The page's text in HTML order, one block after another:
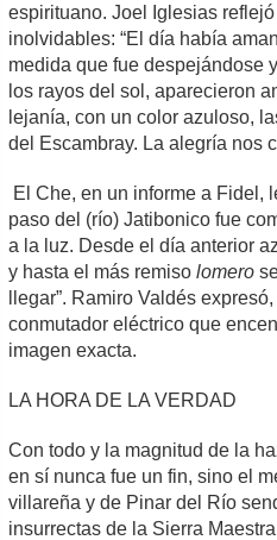
espirituano. Joel Iglesias
inolvidables: “El día había
medida que fue despejándose
los rayos del sol, aparecieron
lejanía, con un color azuloso,
del Escambray. La alegría nos
El Che, en un informe a Fidel,
paso del (río) Jatibonico fue
a la luz. Desde el día anterior
y hasta el más remisolomero
llegar”. Ramiro Valdés
conmutador eléctrico que
imagen exacta.
LA HORA DE LA VERDAD
Con todo y la magnitud de la
en sí nunca fue un fin, sino el
villareña y de Pinar del Río
insurrectas de la Sierra